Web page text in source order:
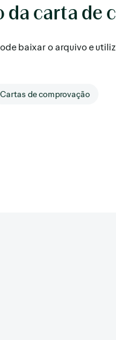
da carta de
baixar o arquivo e
Cartas de comprovação